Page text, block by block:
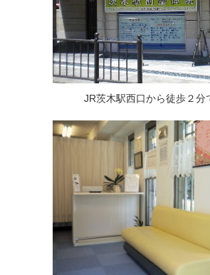
JR茨木駅西口から徒歩２分